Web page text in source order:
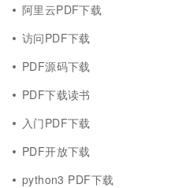
阿里云PDF下载
访问PDF下载
PDF源码下载
PDF下载读书
入门PDF下载
PDF开放下载
python3 PDF下载